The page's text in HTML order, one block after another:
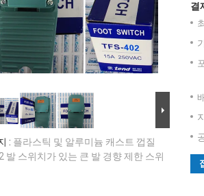
: 플라스틱 및 알루미늄 캐스트 껍질
발 스위치가 있는 큰 발 경향 제한 스위
결